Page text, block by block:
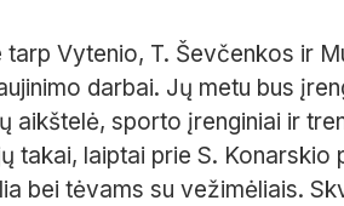
Vytenio, T. Ševčenkos ir
darbai. Jų metu bus
aikštelė, sporto įrenginiai ir
takai, laiptai prie S. Konarskio
bei tėvams su vežimėliais.